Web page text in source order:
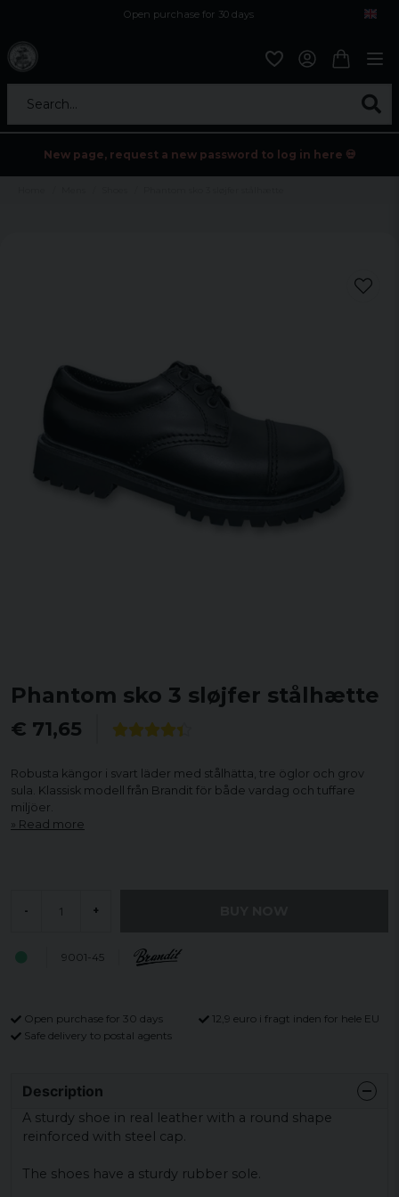
Open purchase for 30 days
Search...
New page, request a new password to log in here 💀
Phantom sko 3 sløjfer stålhætte
€ 71,65
Robusta kängor i svart läder med stålhätta, tre öglor och grov
sula. Klassisk modell från Brandit för både vardag och tuffare
miljöer.
Read more
- +
9001-45
Open purchase for 30 days
12,9 euro i fragt inden for hele EU
Safe delivery to postal agents
Description
A sturdy shoe in real leather with a round shape
reinforced with steel cap.
The shoes have a sturdy rubber sole.